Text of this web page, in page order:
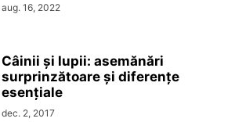
aug. 16, 2022
Câinii și lupii: asemănări
surprinzătoare și diferențe
esențiale
dec. 2, 2017